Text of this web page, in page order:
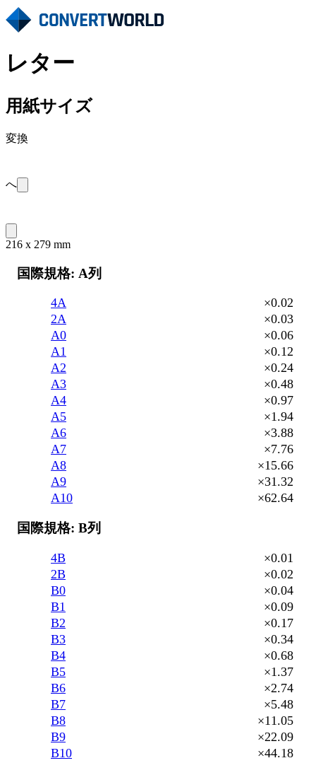
レター
用紙サイズ
変換
へ
216 x 279 mm
国際規格: A列
4A
×0.02
2A
×0.03
A0
×0.06
A1
×0.12
A2
×0.24
A3
×0.48
A4
×0.97
A5
×1.94
A6
×3.88
A7
×7.76
A8
×15.66
A9
×31.32
A10
×62.64
国際規格: B列
4B
×0.01
2B
×0.02
B0
×0.04
B1
×0.09
B2
×0.17
B3
×0.34
B4
×0.68
B5
×1.37
B6
×2.74
B7
×5.48
B8
×11.05
B9
×22.09
B10
×44.18